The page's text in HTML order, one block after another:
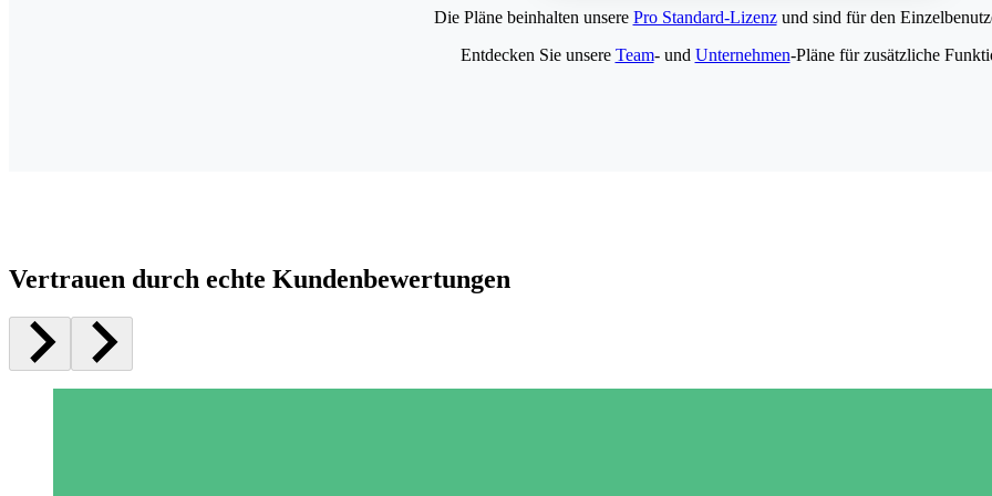
Die Pläne beinhalten unsere Pro Standard-Lizenzund sind für den
Entdecken Sie unsere Team- und Unternehmen-Pläne für zusätzliche
Vertrauen durch echte Kundenbewertungen